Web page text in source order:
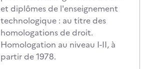
et diplômes de l'enseignement
technologique : au titre des
homologations de droit.
Homologation au niveau I-II, à
partir de 1978.